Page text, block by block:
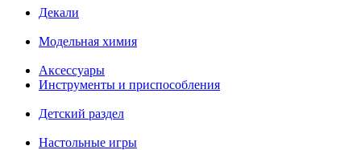
Декали
Модельная химия
Аксессуары
Инструменты и приспособления
Детский раздел
Настольные игры